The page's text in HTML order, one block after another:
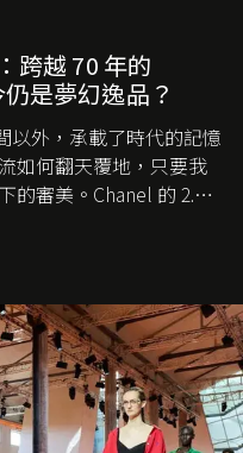
跨越 70 年的
是夢幻逸品？
以外，承載了時代的記憶
如何翻天覆地，只要我
的審美。Chanel 的 2.55
直有着舉足輕重的地
袋是 Chanel，那 2.55
是怎麼誕生的呢？又為
HK》帶你穿越流金